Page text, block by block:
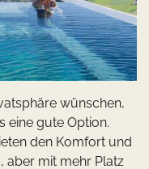
wünschen,
eine gute Option.
den Komfort und
aber mit mehr Platz